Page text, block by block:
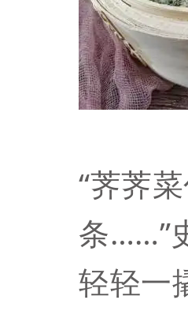
“荠荠
条……”
轻轻一